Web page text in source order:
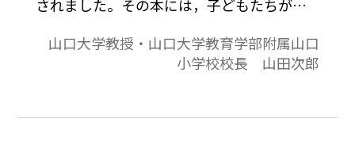
されました。その本には，子どもたちが自
れています。食卓には家族みんな座っている
のにそれぞれ別々の方を向いている絵。カ
ていて，寂しくて，どれも胸が苦しくなるよ
山口大学教授・山口大学教育学部附属山口
小学校校長 山田次郎